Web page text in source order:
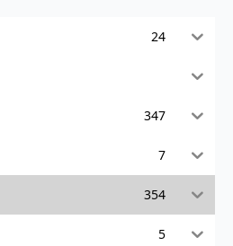
24
347
7
354
5